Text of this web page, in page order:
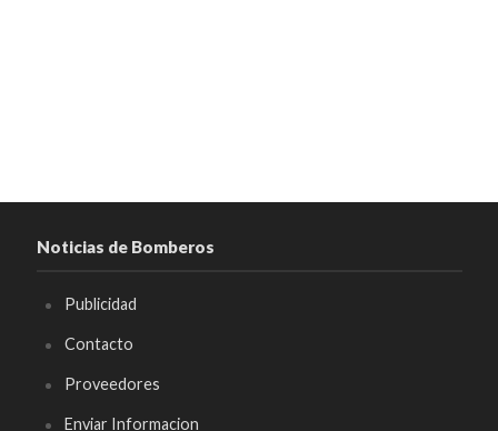
Noticias de Bomberos
Publicidad
Contacto
Proveedores
Enviar Informacion